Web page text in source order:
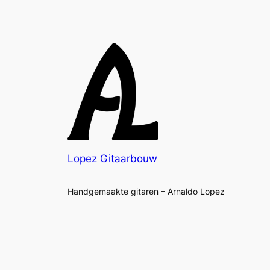
Lopez Gitaarbouw
Handgemaakte gitaren – Arnaldo Lopez